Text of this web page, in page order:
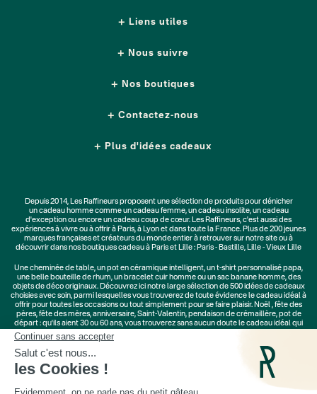
Liens utiles
Nous suivre
Nos boutiques
Contactez-nous
Plus d'idées cadeaux
Depuis 2014, Les Raffineurs proposent une sélection de produits pour dénicher
uncadeau hommecomme un cadeau femme, uncadeau insolite, uncadeau
d'exceptionou encore un cadeau coup de cœur. Les Raffineurs, c'est aussi des
expériences à vivreou à offrir à Paris, à Lyon et dans toute la France. Plus de200 jeunes
marquesfrançaises et créateurs du monde entier à retrouver sur notre site ou à
découvrir dans nos boutiques cadeau à Paris et Lille : Paris - Bastille, Lille - Vieux Lille
Unecheminée de table, unpot en céramique intelligent, unt-shirt personnalisé papa,
une belle bouteille de rhum, un bracelet cuir hommeou unsac banane homme, des
objets de déco originaux. Découvrez ici notre large sélection de500 idées de cadeaux
choisies avec soin, parmi lesquelles vous trouverez de toute évidence le cadeau idéal à
offrir pour toutes les occasions ou tout simplement pour se faire plaisir. Noël,fête des
pères,fête des mères,anniversaire,Saint-Valentin,pendaison de crémaillère, pot de
départ : qu'ils aient 30 ou 60 ans, vous trouverez sans aucun doute le cadeau idéal qui
Cadeaux Saint-Valentin Cadeaux Fête des Mères
Cadeaux Fête des Pères
Cadeaux Fête des Grands-Pères Cadeaux Secret Santa